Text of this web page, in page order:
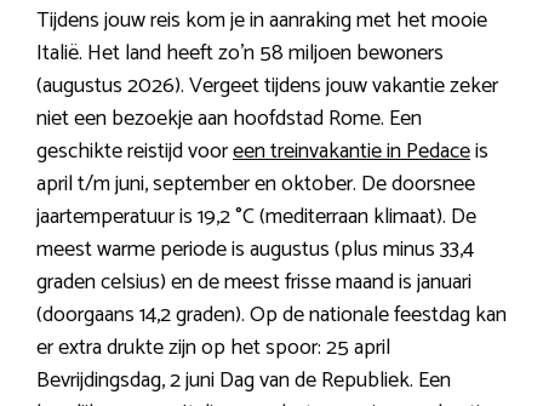
Tijdens jouw reis kom je in aanraking met het mooie
Italië. Het land heeft zo’n 58 miljoen bewoners
(augustus 2026). Vergeet tijdens jouw vakantie zeker
niet een bezoekje aan hoofdstad Rome. Een
geschikte reistijd vooreen treinvakantie in Pedaceis
april t/m juni, september en oktober. De doorsnee
jaartemperatuur is 19,2 °C (mediterraan klimaat). De
meest warme periode is augustus (plus minus 33,4
graden celsius) en de meest frisse maand is januari
(doorgaans 14,2 graden). Op de nationale feestdag kan
er extra drukte zijn op het spoor: 25 april
Bevrijdingsdag, 2 juni Dag van de Republiek. Een